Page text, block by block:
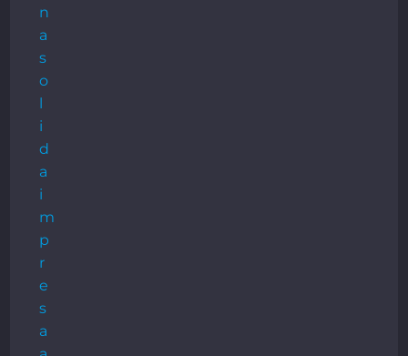
n
a
s
o
i
d
a
i
m
p
r
e
s
a